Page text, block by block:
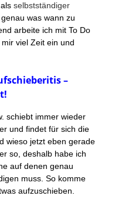
selbstständiger
was wann zu
arbeite ich mit To Do
viel Zeit ein und
–
schiebt immer wieder
und findet für sich die
wieso jetzt eben gerade
so, deshalb habe ich
auf denen genau
muss. So komme
aufzuschieben.